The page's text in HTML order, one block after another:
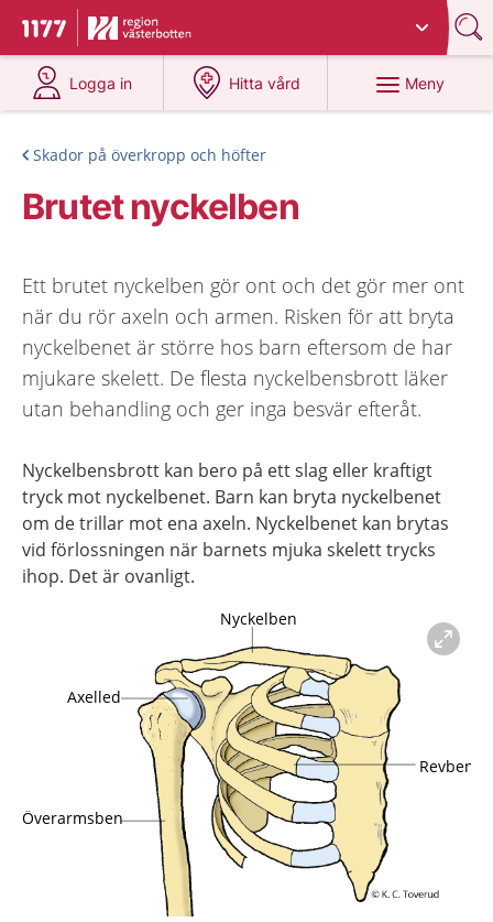
Till startsidan för 1177
Du har valt region
Logga in
på 1177.se
Hitta vård
på 1177.se
Meny
Skador på överkropp och höfter
Brutet nyckelben
Ett brutet nyckelben gör ont och det gör mer ont
när du rör axeln och armen. Risken för att bryta
nyckelbenet är större hos barn eftersom de har
mjukare skelett. De flesta nyckelbensbrott läker
utan behandling och ger inga besvär efteråt.
Nyckelbensbrott kan bero på ett slag eller kraftigt
tryck mot nyckelbenet. Barn kan bryta nyckelbenet
om de trillar mot ena axeln. Nyckelbenet kan brytas
vid förlossningen när barnets mjuka skelett trycks
ihop. Det är ovanligt.